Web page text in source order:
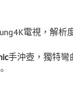
電視，解析
手沖壺，獨特彎